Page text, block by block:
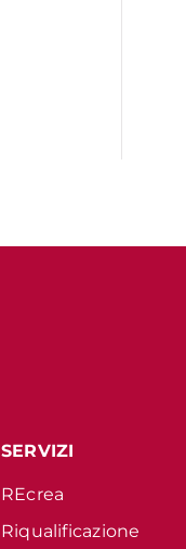
SERVIZI
REcrea
Riqualificazione